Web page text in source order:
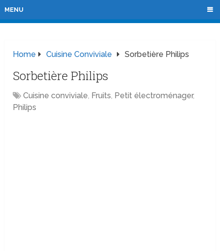
MENU
Home Cuisine Conviviale Sorbetière Philips
Sorbetière Philips
Cuisine conviviale, Fruits, Petit électroménager,
Philips